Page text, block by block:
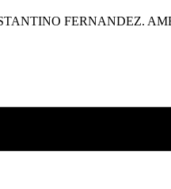
FERNANDEZ.